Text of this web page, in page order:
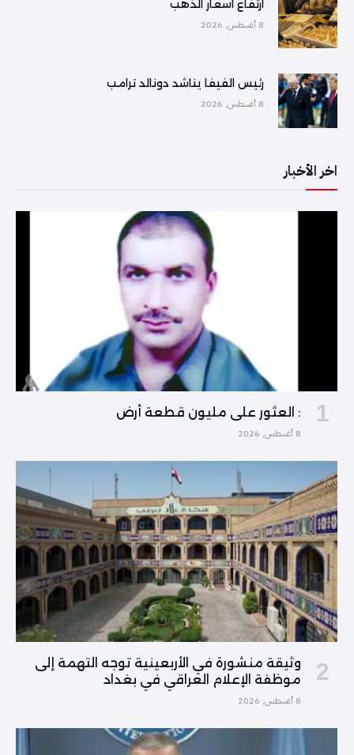
ارتفاع أسعار الذهب
8 أغسطس, 2026
رئيس الفيفا يناشد دونالد ترامب
8 أغسطس, 2026
اخر الأخبار
: العثور على مليون قطعة أرض
8 أغسطس, 2026
وثيقة منشورة في الأربعينية توجه التهمة إلى
موظفة الإعلام العراقي في بغداد
8 أغسطس, 2026